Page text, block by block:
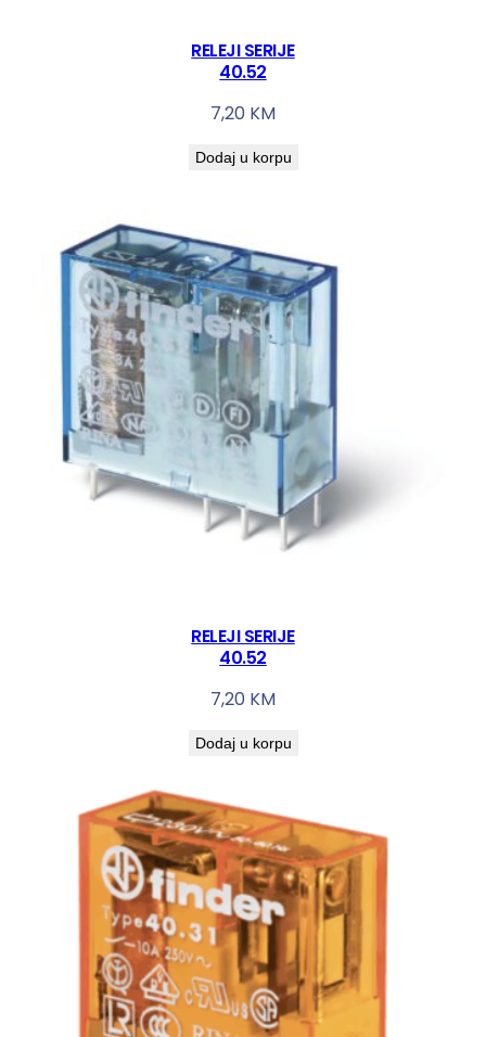
RELEJI SERIJE
40.52
7,20 KM
Dodaj u korpu
RELEJI SERIJE
40.52
7,20 KM
Dodaj u korpu